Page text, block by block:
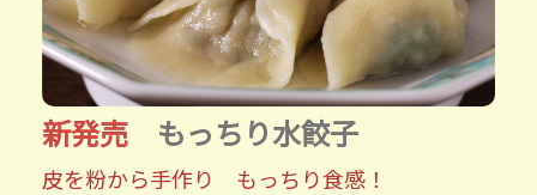
新発売 もっちり水餃子
皮を粉から手作り もっちり食感！